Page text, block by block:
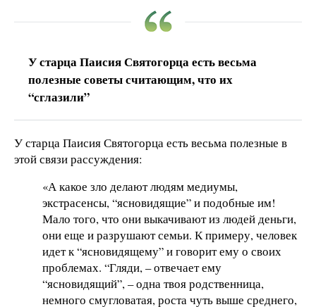
У старца Паисия Святогорца есть весьма
полезные советы считающим, что их
“сглазили”
У старца Паисия Святогорца есть весьма полезные в
этой связи рассуждения:
«А какое зло делают людям медиумы,
экстрасенсы, “ясновидящие” и подобные им!
Мало того, что они выкачивают из людей деньги,
они еще и разрушают семьи. К примеру, человек
идет к “ясновидящему” и говорит ему о своих
проблемах. “Гляди, – отвечает ему
“ясновидящий”, – одна твоя родственница,
немного смугловатая, роста чуть выше среднего,